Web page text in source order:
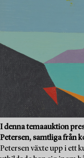
I denna temaauktion
Petersen, samtliga från
Petersen växte upp i ett